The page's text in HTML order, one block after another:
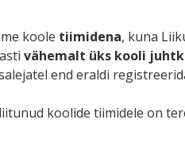
koole tiimidena, kuna
vähemalt üks kooli
end eraldi
koolide tiimidele on